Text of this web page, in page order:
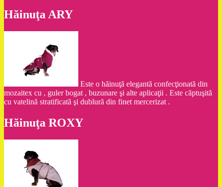
Hăinuţa ARY
Este o hăinuţă elegantă confecţionată din
mozaitex cu , guler bogat , buzunare şi alte aplicaţii . Este căptuşită
cu vatelină stratificată şi dublură din finet mercerizat .
Hăinuţa ROXY